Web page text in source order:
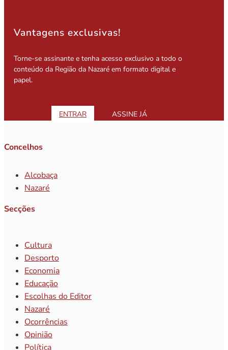
Vantagens exclusivas!
Torne-se assinante e tenha acesso exclusivo a todo o
conteúdo da Região da Nazaré em formato digital e
papel.
ENTRAR ASSINE JÁ
Concelhos
Alcobaça
Nazaré
Secções
Cultura
Desporto
Economia
Educação
Escolhas do Editor
Nazaré
Ocorrências
Opinião
Política